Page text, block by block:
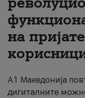
За нас
#ПодобарОнлајн
на
А1 Македонија
дигиталните